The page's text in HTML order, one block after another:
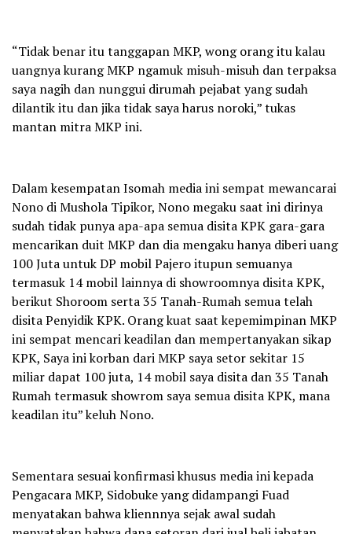
“Tidak benar itu tanggapan MKP, wong orang itu kalau
uangnya kurang MKP ngamuk misuh-misuh dan terpaksa
saya nagih dan nunggui dirumah pejabat yang sudah
dilantik itu dan jika tidak saya harus noroki,” tukas
mantan mitra MKP ini.
Dalam kesempatan Isomah media ini sempat mewancarai
Nono di Mushola Tipikor, Nono megaku saat ini dirinya
sudah tidak punya apa-apa semua disita KPK gara-gara
mencarikan duit MKP dan dia mengaku hanya diberi uang
100 Juta untuk DP mobil Pajero itupun semuanya
termasuk 14 mobil lainnya di showroomnya disita KPK,
berikut Shoroom serta 35 Tanah-Rumah semua telah
disita Penyidik KPK. Orang kuat saat kepemimpinan MKP
ini sempat mencari keadilan dan mempertanyakan sikap
KPK, Saya ini korban dari MKP saya setor sekitar 15
miliar dapat 100 juta, 14 mobil saya disita dan 35 Tanah
Rumah termasuk showrom saya semua disita KPK, mana
keadilan itu” keluh Nono.
Sementara sesuai konfirmasi khusus media ini kepada
Pengacara MKP, Sidobuke yang didampangi Fuad
menyatakan bahwa kliennnya sejak awal sudah